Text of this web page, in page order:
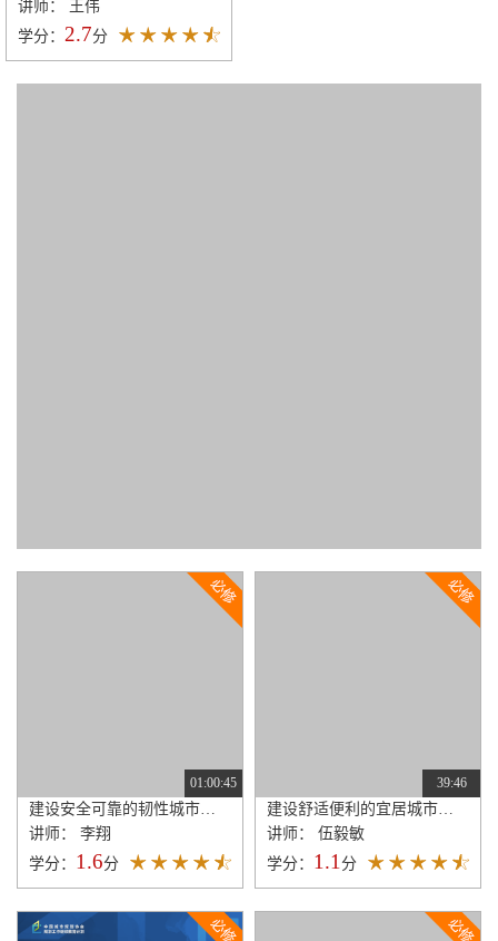
01:00:45
讲师： 李翔
学分： 1.6分
39:46
讲师： 伍毅敏
学分： 1.1分